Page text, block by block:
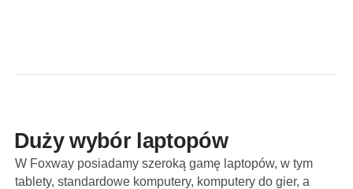
Duży wybór laptopów
W Foxway posiadamy szeroką gamę laptopów, w tym
tablety, standardowe komputery, komputery do gier, a